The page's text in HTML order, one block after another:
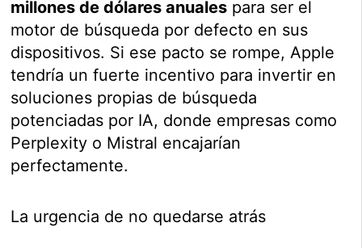
millones de dólares anuales para ser el
motor de búsqueda por defecto en sus
dispositivos. Si ese pacto se rompe, Apple
tendría un fuerte incentivo para invertir en
soluciones propias de búsqueda
potenciadas por IA, donde empresas como
Perplexity o Mistral encajarían
perfectamente.
La urgencia de no quedarse atrás